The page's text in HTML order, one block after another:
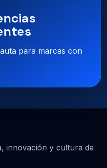
para marcas con
innovación y cultura de